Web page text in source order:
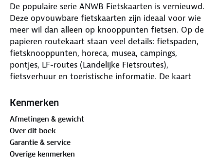
De populaire serie ANWB Fietskaarten is vernieuwd.
Deze opvouwbare fietskaarten zijn ideaal voor wie
meer wil dan alleen op knooppunten fietsen. Op de
papieren routekaart staan veel details: fietspaden,
fietsknooppunten, horeca, musea, campings,
pontjes, LF-routes (Landelijke Fietsroutes),
fietsverhuur en toeristische informatie. De kaart
schaal van 1:66.666. In totaal zijn er 40 ANWB
Den Haag tot de Achterhoek. Plan je fietsroute door
Nederland voortaan met overzichtelijke ANWB
Fietskaarten!
Kenmerken
Afmetingen & gewicht
Over dit boek
Garantie & service
Overige kenmerken